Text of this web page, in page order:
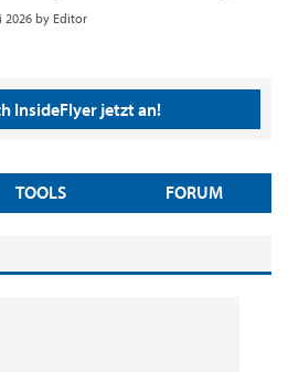
2026 by Editor
InsideFlyer jetzt an!
TOOLS FORUM